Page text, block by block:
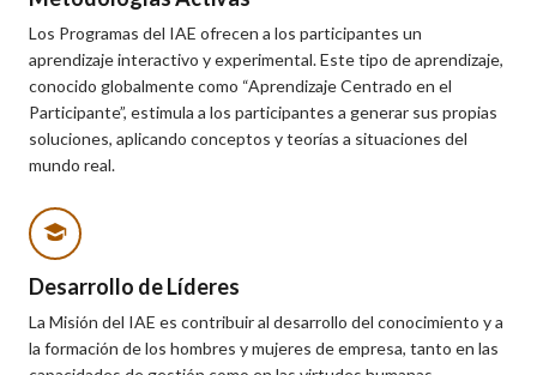
Los Programas del IAE ofrecen a los participantes un
aprendizaje interactivo y experimental. Este tipo de aprendizaje,
conocido globalmente como “Aprendizaje Centrado en el
Participante”, estimula a los participantes a generar sus propias
soluciones, aplicando conceptos y teorías a situaciones del
mundo real.
Desarrollo de Líderes
La Misión del IAE es contribuir al desarrollo del conocimiento y a
la formación de los hombres y mujeres de empresa, tanto en las